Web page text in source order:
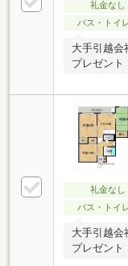
礼金なし
バス・トイ
大手引越会
プレゼント
礼金なし
バス・トイ
大手引越会
プレゼント